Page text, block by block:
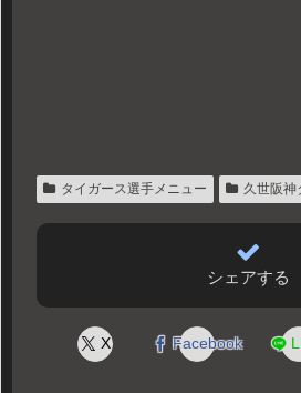
タイガース選手メニュー 久世阪神
シェアする
X Facebook